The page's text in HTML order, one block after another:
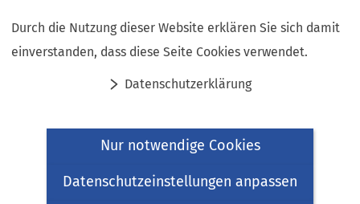
Durch die Nutzung dieser Website erklären Sie sich damit
einverstanden, dass diese Seite Cookies verwendet.
Datenschutzerklärung
Nur notwendige Cookies
Datenschutzeinstellungen anpassen
Inhalt anspringen